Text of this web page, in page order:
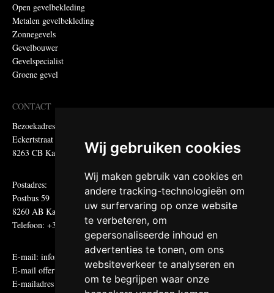
Wij gebruiken cookies
Wij maken gebruik van cookies en
andere tracking-technologieën om
uw surfervaring op onze website
te verbeteren, om
gepersonaliseerde inhoud en
advertenties te tonen, om ons
websiteverkeer te analyseren en
om te begrijpen waar onze
Open gevelbekleding
Metalen gevelbekleding
Zonnegevels
Gevelbouwer
Gevelspecialist
Groene gevel
CONTACT
Bezoekadres:
Eckertstraat 75
8263 CB Kampen
Postadres:
Postbus 59
8260 AB Kampen
Telefoon: +31 (0)38 331 81 81
E-mail: informatie@metadecor.nl
E-mail offertes:
calculatie@metadecor.nl
E-mailadres administratie:facturen@metadecor.nl